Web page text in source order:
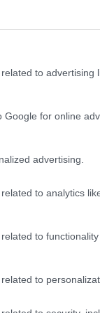
to advertising
Google for online
advertising.
to analytics
to
to
θερινό της
μία από
ολόφωτη η
χωρίς
νέον
είναι
κλείσει